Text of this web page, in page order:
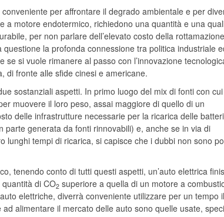
per affrontare il degrado ambientale e per
a motore endotermico, richiedono una quantità e una
per non parlare dell’elevato costo della
la profonda connessione tra politica industriale
si vuole rimanere al passo con l’innovazione
di fronte alle sfide cinesi e americane.
sostanziali aspetti. In primo luogo del mix di fonti con
muovere il loro peso, assai maggiore di quello di un
delle infrastrutture necessarie per la ricarica delle
parte generata da fonti rinnovabili) e, anche se in via di
tempi di ricarica, si capisce che i dubbi non sono
tenendo conto di tutti questi aspetti, un’auto elettrica
di CO2 superiore a quella di un motore a
elettriche, diverrà conveniente utilizzare per un tempo
alimentare il mercato delle auto sono quelle usate,